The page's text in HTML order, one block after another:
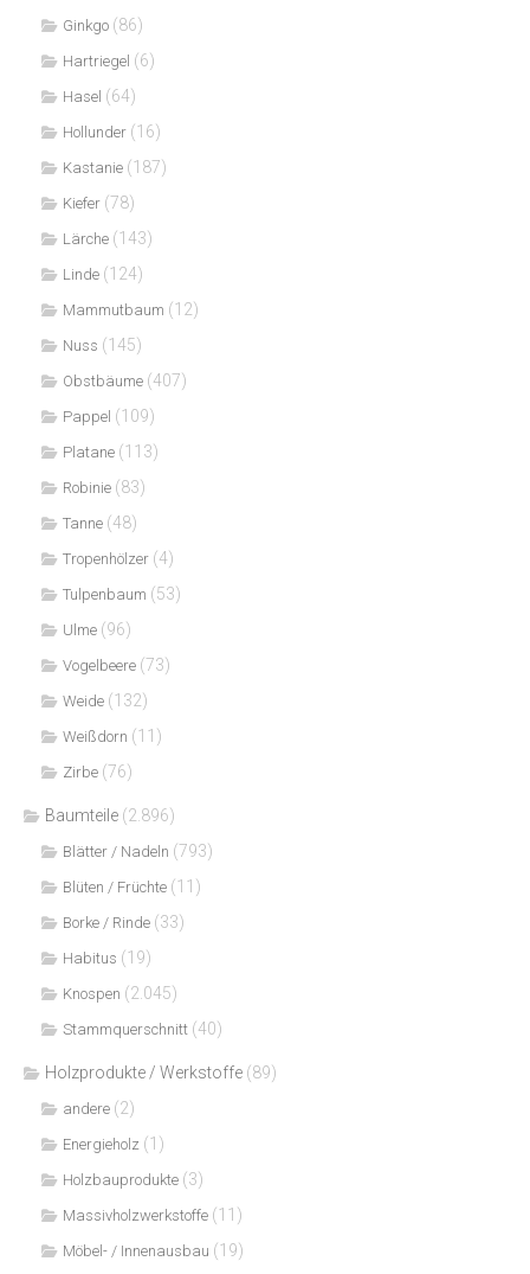
Ginkgo (86)
Hartriegel (6)
Hasel (64)
Hollunder (16)
Kastanie (187)
Kiefer (78)
Lärche (143)
Linde (124)
Mammutbaum (12)
Nuss (145)
Obstbäume (407)
Pappel (109)
Platane (113)
Robinie (83)
Tanne (48)
Tropenhölzer (4)
Tulpenbaum (53)
Ulme (96)
Vogelbeere (73)
Weide (132)
Weißdorn (11)
Zirbe (76)
Baumteile (2.896)
Blätter / Nadeln (793)
Blüten / Früchte (11)
Borke / Rinde (33)
Habitus (19)
Knospen (2.045)
Stammquerschnitt (40)
Holzprodukte / Werkstoffe (89)
andere (2)
Energieholz (1)
Holzbauprodukte (3)
Massivholzwerkstoffe (11)
Möbel- / Innenausbau (19)